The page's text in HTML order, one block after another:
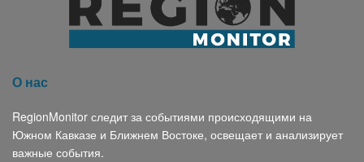
О нас
RegionMonitor следит за событиями происходящими на
Южном Кавказе и Ближнем Востоке, освещает и анализирует
важные события.